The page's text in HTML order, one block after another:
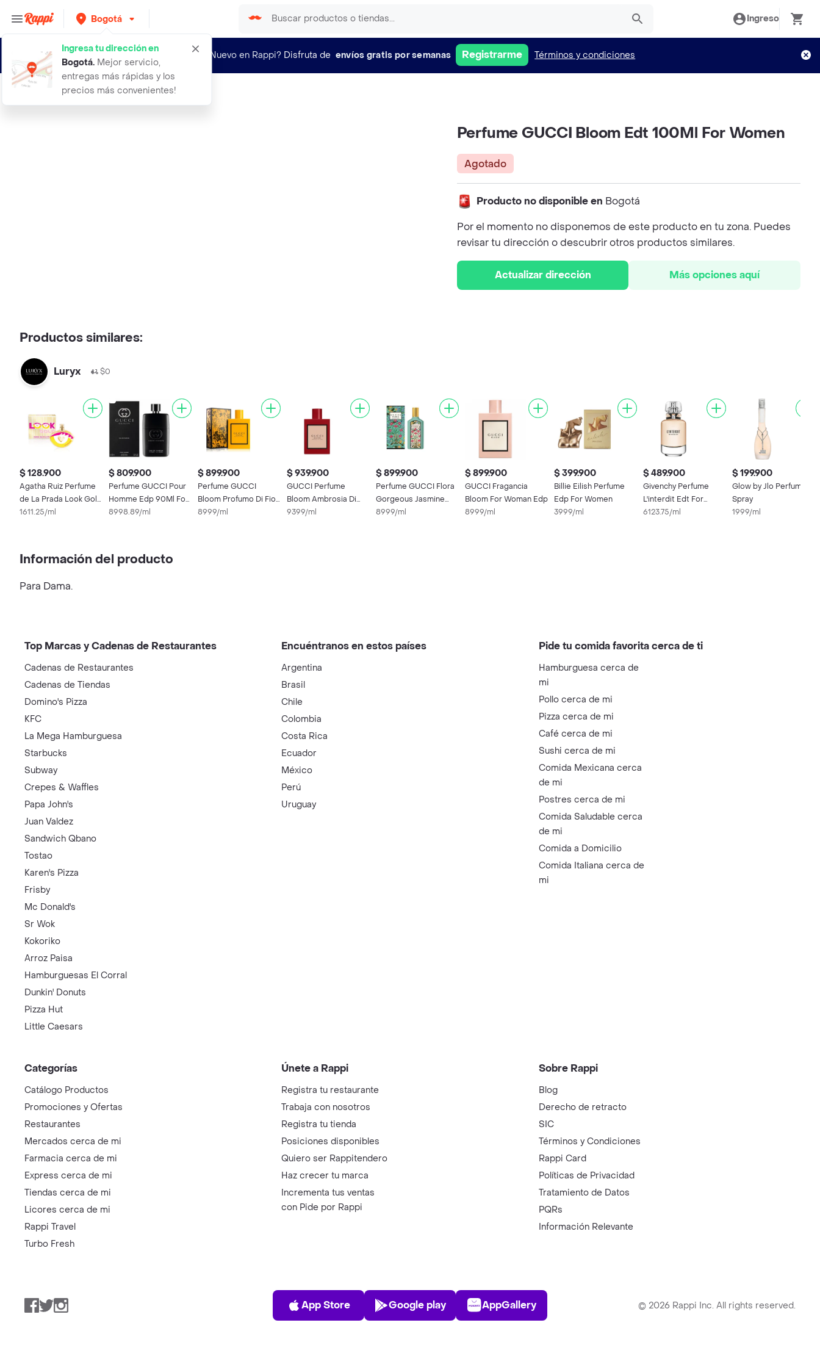
Bogotá
Ingresa tu dirección en
Bogotá. Mejor servicio,
entregas más rápidas y los
precios más convenientes!
Ingreso
¿Nuevo en Rappi? Disfruta de envíos gratis por semanas Registrarme Términos y condiciones
perfume gucci bloom edt 100ml for w
Perfume GUCCI Bloom Edt 100Ml For Women
Agotado
Producto no disponible en Bogotá
Por el momento no disponemos de este producto en tu zona. Puedes
revisar tu dirección o descubrir otros productos similares.
Actualizar dirección Más opciones aquí
Productos similares:
Luryx $0
$ 128.900
Agatha Ruiz Perfume
de La Prada Look Gold
Edt For Women
1611.25/ml
$ 809.900
Perfume GUCCI Pour
Homme Edp 90Ml For
Men
8998.89/ml
$ 899.900
Perfume GUCCI
Bloom Profumo Di Fiori
Edp 100Ml For Women
8999/ml
$ 939.900
GUCCI Perfume
Bloom Ambrosia Di
Fiori Edp For Women
9399/ml
$ 899.900
Perfume GUCCI Flora
Gorgeous Jasmine
Edp 100Ml For Women
8999/ml
$ 899.900
GUCCI Fragancia
Bloom For Woman Edp
8999/ml
$ 399.900
Billie Eilish Perfume
Edp For Women
3999/ml
$ 489.900
Givenchy Perfume
L'interdit Edt For
Women
6123.75/ml
$ 199.900
Glow by Jlo Perfume
Spray
1999/ml
Información del producto
Para Dama.
Top Marcas y Cadenas de Restaurantes
Cadenas de Restaurantes
Cadenas de Tiendas
Domino's Pizza
KFC
La Mega Hamburguesa
Starbucks
Subway
Crepes & Waffles
Papa John's
Juan Valdez
Sandwich Qbano
Tostao
Karen's Pizza
Frisby
Mc Donald's
Sr Wok
Kokoriko
Arroz Paisa
Hamburguesas El Corral
Dunkin' Donuts
Pizza Hut
Little Caesars
Encuéntranos en estos países
Argentina
Brasil
Chile
Colombia
Costa Rica
Ecuador
México
Perú
Uruguay
Pide tu comida favorita cerca de ti
Hamburguesa cerca de
mi
Pollo cerca de mi
Pizza cerca de mi
Café cerca de mi
Sushi cerca de mi
Comida Mexicana cerca
de mi
Postres cerca de mi
Comida Saludable cerca
de mi
Comida a Domicilio
Comida Italiana cerca de
mi
Categorías
Catálogo Productos
Promociones y Ofertas
Restaurantes
Mercados cerca de mi
Farmacia cerca de mi
Express cerca de mi
Tiendas cerca de mi
Licores cerca de mi
Rappi Travel
Turbo Fresh
Únete a Rappi
Registra tu restaurante
Trabaja con nosotros
Registra tu tienda
Posiciones disponibles
Quiero ser Rappitendero
Haz crecer tu marca
Incrementa tus ventas
con Pide por Rappi
Sobre Rappi
Blog
Derecho de retracto
SIC
Términos y Condiciones
Rappi Card
Políticas de Privacidad
Tratamiento de Datos
PQRs
Información Relevante
Facebook
TwitterInstagram
App Store
App Store
Play Store
Google play
AppGallery
AppGallery © 2026 Rappi Inc. All rights reserved.